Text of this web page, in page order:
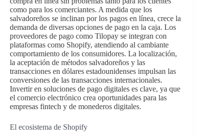
como para los comerciantes. A medida que los
salvadoreños se inclinan por los pagos en línea, crece la
demanda de diversas opciones de pago en la caja. Los
proveedores de pago como Tilopay se integran con
plataformas como Shopify, atendiendo al cambiante
comportamiento de los consumidores. La localización,
la aceptación de métodos salvadoreños y las
transacciones en dólares estadounidenses impulsan las
conversiones de las transacciones internacionales.
Invertir en soluciones de pago digitales es clave, ya que
el comercio electrónico crea oportunidades para las
empresas fintech y de monederos digitales.
El ecosistema de Shopify